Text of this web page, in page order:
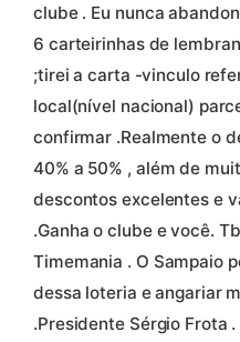
clube . Eu nunca
6 carteirinhas de
;tirei a carta -vinculo
local(nível nacional)
confirmar .Realmente o
40% a 50% , além de
descontos excelentes e
.Ganha o clube e você.
Timemania . O Sampaio
dessa loteria e angariar
.Presidente Sérgio Frota